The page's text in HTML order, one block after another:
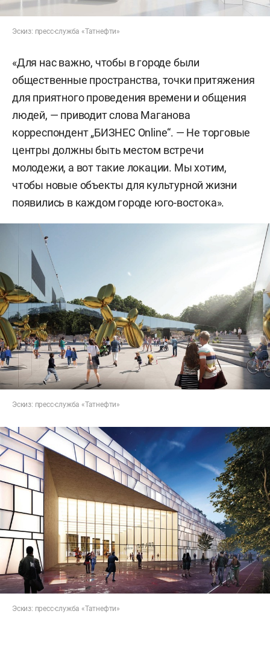
Эскиз: пресс-служба «Татнефти»
«Для нас важно, чтобы в городе были
общественные пространства, точки притяжения
для приятного проведения времени и общения
людей, — приводит слова Маганова
корреспондент „БИЗНЕС Online“. — Не торговые
центры должны быть местом встречи
молодежи, а вот такие локации. Мы хотим,
чтобы новые объекты для культурной жизни
появились в каждом городе юго-востока».
Эскиз: пресс-служба «Татнефти»
Эскиз: пресс-служба «Татнефти»